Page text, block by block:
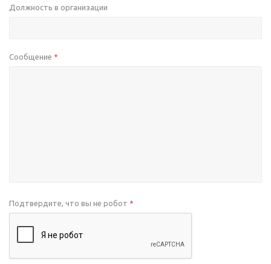
Должность в организации
Сообщение *
Подтвердите, что вы не робот *